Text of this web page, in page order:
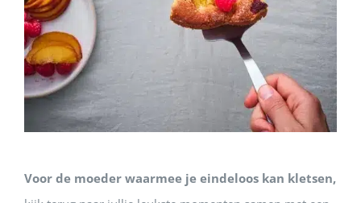
Voor de moeder waarmee je eindeloos kan kletsen,